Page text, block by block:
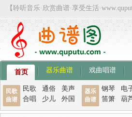
【聆听音乐·欣赏曲谱·享受生活
首页 器乐曲谱 戏曲唱谱
民歌
曲谱
民歌 通俗
美声
合唱
少儿 外国
器乐
曲谱
钢琴 电
笛箫
葫